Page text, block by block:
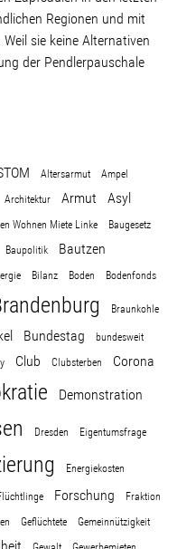
Regionen und mit
sie keine Alternativen
der Pendlerpauschale
Altersarmut Ampel
Architektur Armut Asyl
Wohnen Miete Linke
Baugesetz
Baupolitik
Bautzen
Bilanz Boden Bodenfonds
Braunkohle
Bundestag
bundesweit
Club Clubsterben
Corona
Demonstration
Dresden Eigentumsfrage
Energiekosten
Forschung Fraktion
Geflüchtete
Gemeinnützigkeit